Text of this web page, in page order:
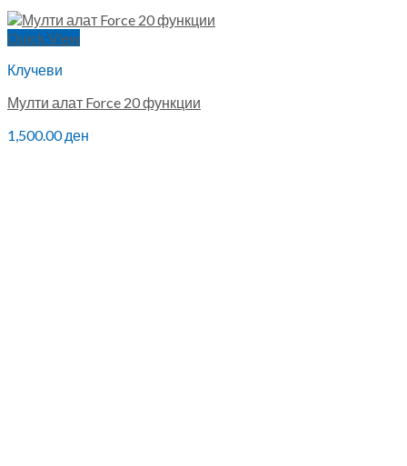
Quick View
Клучеви
Мулти алат Force 20 функции
1,500.00ден